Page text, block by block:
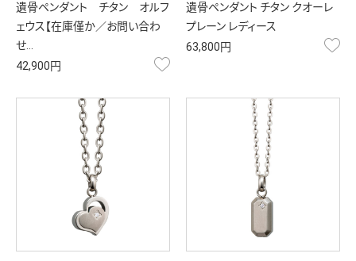
遺骨ペンダント チタン オルフ
ェウス【在庫僅か／お問い合わ
せ…
42,900円
遺骨ペンダント チタン クオーレ
プレーン レディース
63,800円